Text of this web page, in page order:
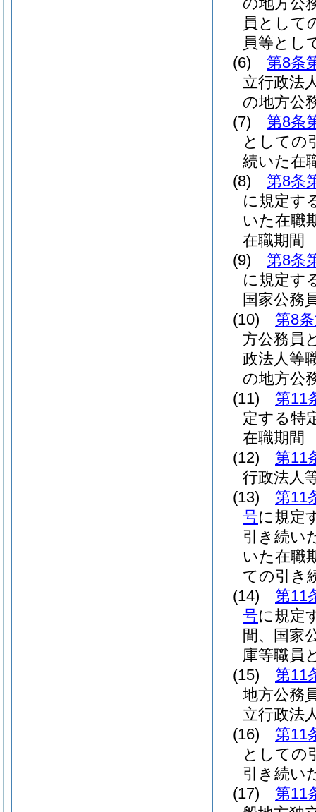
員として
員等とし
(6)
第8条
立行政法
の地方公
(7)
第8条
としての
続いた在
(8)
第8条
に規定す
いた在職
在職期間
(9)
第8条
に規定す
国家公務
(10)
第8
方公務員
政法人等
の地方公
(11)
第11
定する特
在職期間
(12)
第11
行政法人
(13)
第11
号に規定
引き続い
いた在職
ての引き
(14)
第11
号に規定
間、国家
庫等職員
(15)
第11
地方公務
立行政法
(16)
第11
としての
引き続い
(17)
第11